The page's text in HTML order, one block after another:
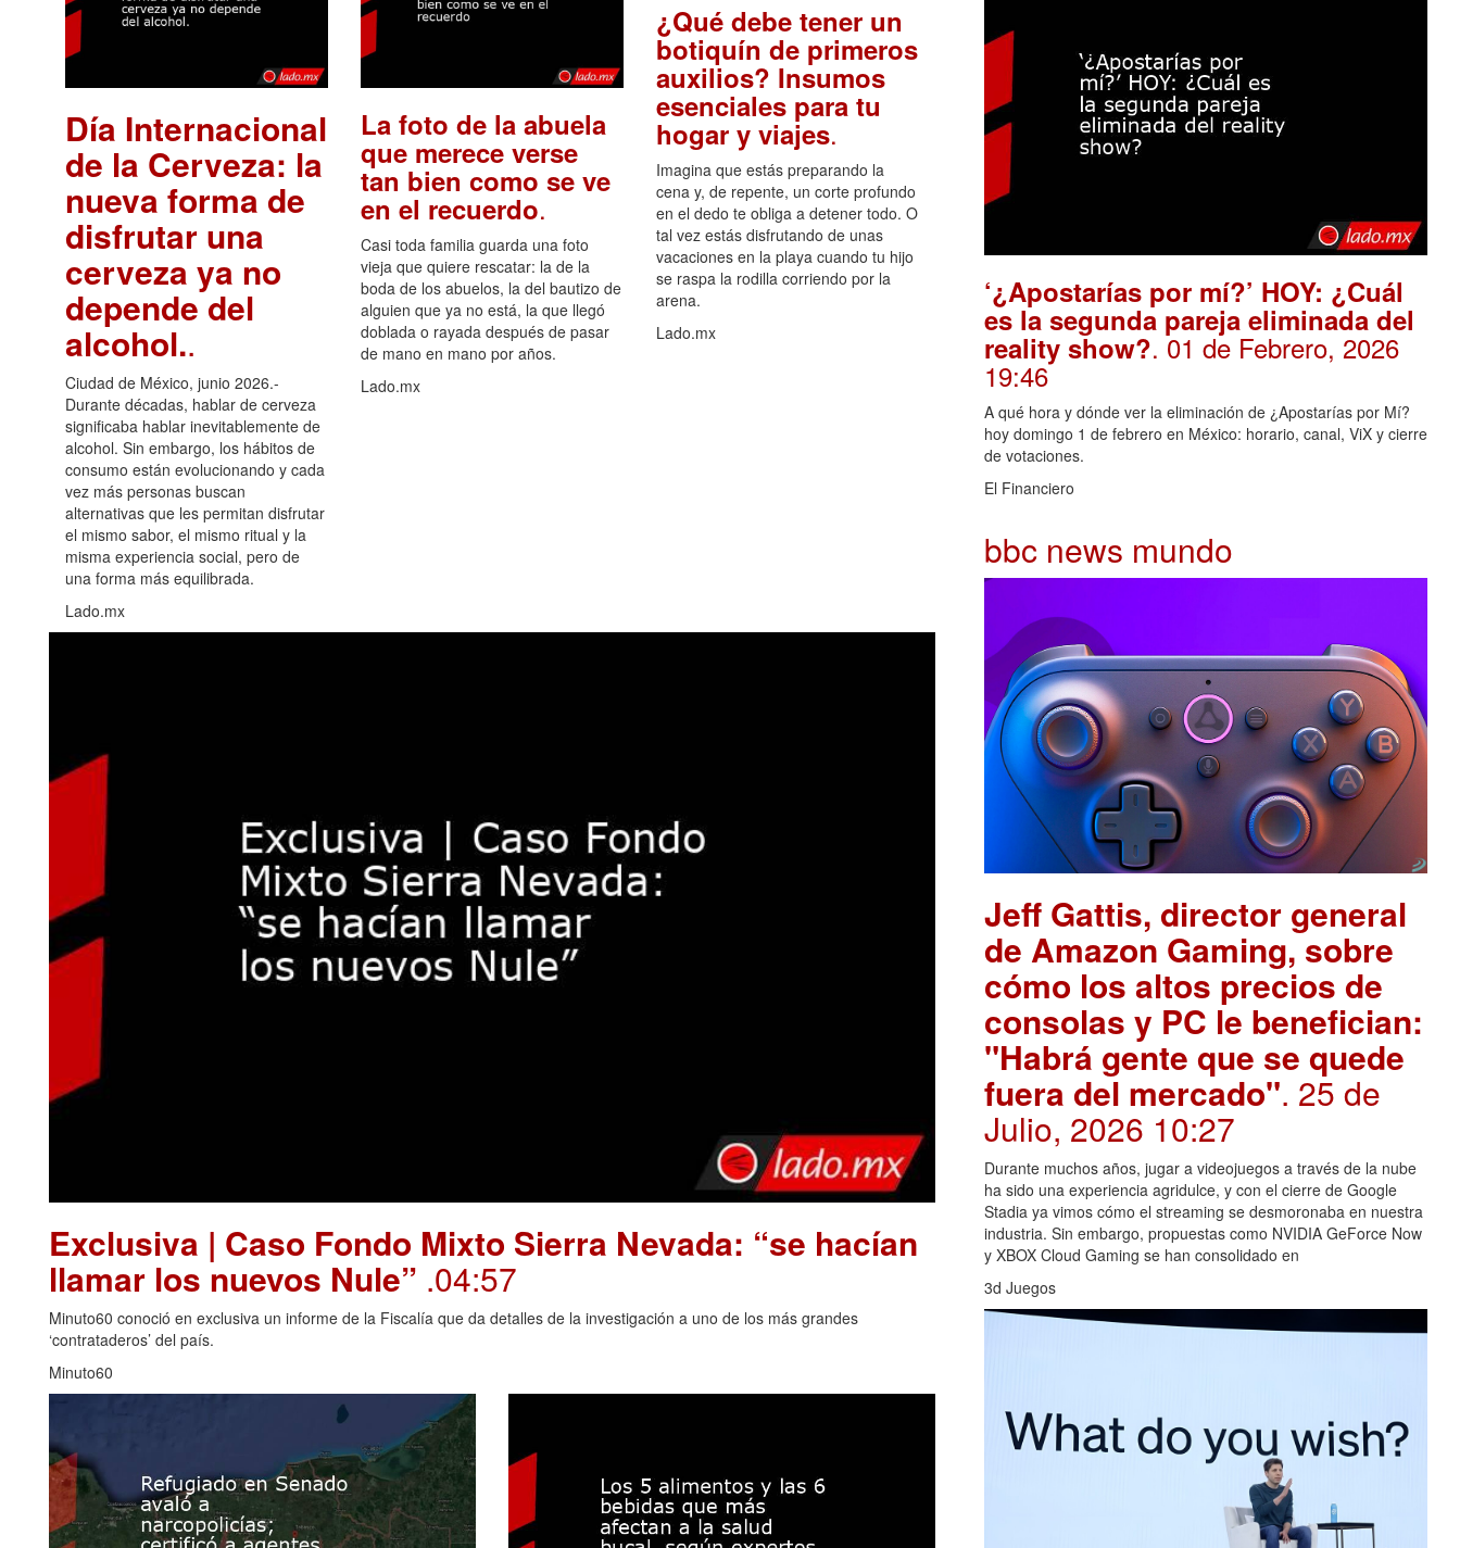
Día Internacional
de la Cerveza: la
nueva forma de
disfrutar una
cerveza ya no
depende del
alcohol..
Ciudad de México, junio 2026.-
Durante décadas, hablar de cerveza
significaba hablar inevitablemente de
alcohol. Sin embargo, los hábitos de
consumo están evolucionando y cada
vez más personas buscan
alternativas que les permitan disfrutar
el mismo sabor, el mismo ritual y la
misma experiencia social, pero de
una forma más equilibrada.
Lado.mx
La foto de la abuela
que merece verse
tan bien como se ve
en el recuerdo.
Casi toda familia guarda una foto
vieja que quiere rescatar: la de la
boda de los abuelos, la del bautizo de
alguien que ya no está, la que llegó
doblada o rayada después de pasar
de mano en mano por años.
Lado.mx
¿Qué debe tener un
botiquín de primeros
auxilios? Insumos
esenciales para tu
hogar y viajes.
Imagina que estás preparando la
cena y, de repente, un corte profundo
en el dedo te obliga a detener todo. O
tal vez estás disfrutando de unas
vacaciones en la playa cuando tu hijo
se raspa la rodilla corriendo por la
arena.
Lado.mx
Exclusiva | Caso Fondo Mixto Sierra Nevada: “se hacían
llamar los nuevos Nule” .04:57
Minuto60 conoció en exclusiva un informe de la Fiscalía que da detalles de la investigación a uno de los más grandes
‘contrataderos’ del país.
Minuto60
‘¿Apostarías por mí?’ HOY: ¿Cuál
es la segunda pareja eliminada del
reality show?. 01 de Febrero, 2026
19:46
A qué hora y dónde ver la eliminación de ¿Apostarías por Mí?
hoy domingo 1 de febrero en México: horario, canal, ViX y cierre
de votaciones.
El Financiero
bbc news mundo
Jeff Gattis, director general
de Amazon Gaming, sobre
cómo los altos precios de
consolas y PC le benefician:
"Habrá gente que se quede
fuera del mercado". 25 de
Julio, 2026 10:27
Durante muchos años, jugar a videojuegos a través de la nube
ha sido una experiencia agridulce, y con el cierre de Google
Stadia ya vimos cómo el streaming se desmoronaba en nuestra
industria. Sin embargo, propuestas como NVIDIA GeForce Now
y XBOX Cloud Gaming se han consolidado en
3d Juegos